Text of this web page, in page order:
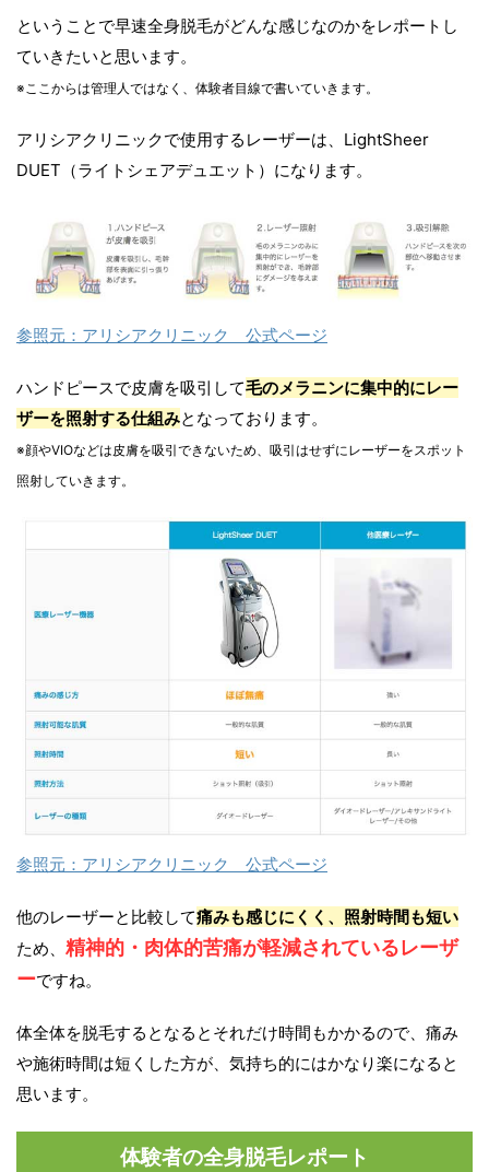
ということで早速全身脱毛がどんな感じなのかをレポートし
ていきたいと思います。
※ここからは管理人ではなく、体験者目線で書いていきます。
アリシアクリニックで使用するレーザーは、LightSheer
DUET（ライトシェアデュエット）になります。
参照元：アリシアクリニック 公式ページ
ハンドピースで皮膚を吸引して毛のメラニンに集中的にレー
ザーを照射する仕組みとなっております。
※顔やVIOなどは皮膚を吸引できないため、吸引はせずにレーザーをスポット
照射していきます。
参照元：アリシアクリニック 公式ページ
他のレーザーと比較して痛みも感じにくく、照射時間も短い
ため、 精神的・肉体的苦痛が軽減されているレーザ
ーですね。
体全体を脱毛するとなるとそれだけ時間もかかるので、痛み
や施術時間は短くした方が、気持ち的にはかなり楽になると
思います。
体験者の全身脱毛レポート